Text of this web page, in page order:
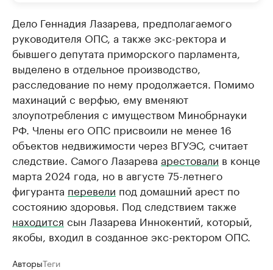
Дело Геннадия Лазарева, предполагаемого
руководителя ОПС, а также экс-ректора и
бывшего депутата приморского парламента,
выделено в отдельное производство,
расследование по нему продолжается. Помимо
махинаций с верфью, ему вменяют
злоупотребления с имуществом Минобрнауки
РФ. Члены его ОПС присвоили не менее 16
объектов недвижимости через ВГУЭС, считает
следствие. Самого Лазарева арестовали в конце
марта 2024 года, но в августе 75-летнего
фигуранта перевели под домашний арест по
состоянию здоровья. Под следствием также
находится сын Лазарева Иннокентий, который,
якобы, входил в созданное экс-ректором ОПС.
АвторыТеги